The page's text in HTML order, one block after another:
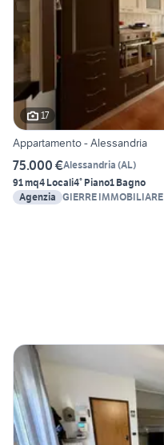
17
Appartamento - Alessandria
75.000 €Alessandria (AL)
91 mq4 Locali4° Piano1 Bagno
Agenzia GIERRE IMMOBILIARE